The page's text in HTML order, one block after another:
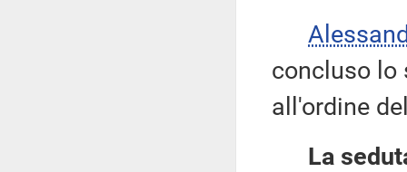
concluso lo
all'ordine
La